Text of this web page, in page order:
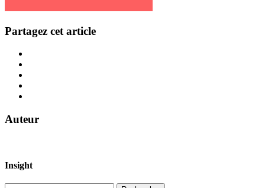
Partagez cet article
Auteur
Insight